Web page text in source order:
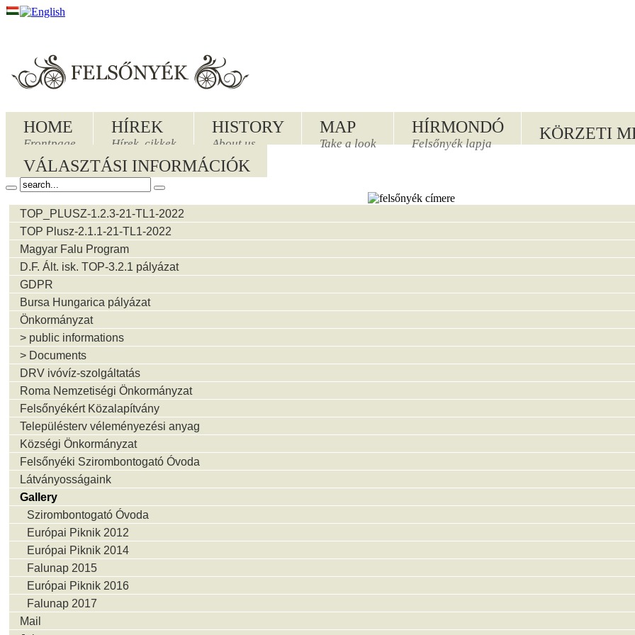
HOME
Frontpage
HÍREK
Hírek, cikkek
HISTORY
About us
MAP
Take a look
HÍRMONDÓ
Felsőnyék lapja
KÖRZETI
VÁLASZTÁSI INFORMÁCIÓK
TOP_PLUSZ-1.2.3-21-TL1-2022
TOP Plusz-2.1.1-21-TL1-2022
Magyar Falu Program
D.F. Ált. isk. TOP-3.2.1 pályázat
GDPR
Bursa Hungarica pályázat
Önkormányzat
> public informations
> Documents
DRV ivóvíz-szolgáltatás
Roma Nemzetiségi Önkormányzat
Felsőnyékért Közalapítvány
Településterv véleményezési anyag
Községi Önkormányzat
Felsőnyéki Szirombontogató Óvoda
Látványosságaink
Gallery
Szirombontogató Óvoda
Európai Piknik 2012
Európai Piknik 2014
Falunap 2015
Európai Piknik 2016
Falunap 2017
Mail